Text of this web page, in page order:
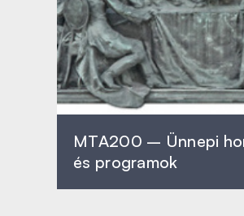
MTA200 – Ünnepi
és programok